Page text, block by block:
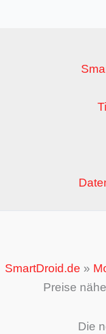
SmartDroid.de »
Preise
Die